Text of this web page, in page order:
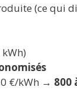
(ce qui
€/kWh → 800